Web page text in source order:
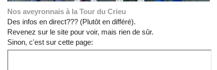
Nos aveyronnais à la Tour du Crieu
Des infos en direct??? (Plutôt en différé).
Revenez sur le site pour voir, mais rien de sûr.
Sinon, c'est sur cette page: